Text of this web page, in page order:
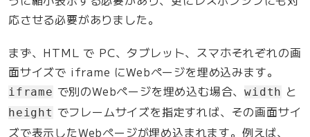
応させる必要がありました。
まず、HTML で PC、タブレット、スマホそれぞれの画
面サイズで iframe にWebページを埋め込みます。
iframe で別のWebページを埋め込む場合、width と
height でフレームサイズを指定すれば、その画面サイ
ズで表示したWebページが埋め込まれます。例えば、